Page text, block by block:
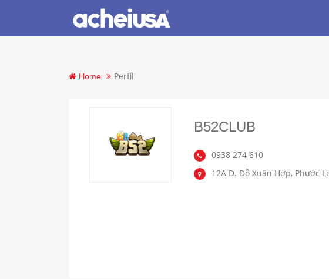
Home Perfil
B52CLUB
0938 274 610
12A Đ. Đỗ Xuân Hợp, Phước